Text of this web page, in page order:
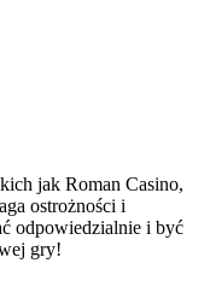
jak Roman Casino,
ostrożności i
odpowiedzialnie i być
gry!